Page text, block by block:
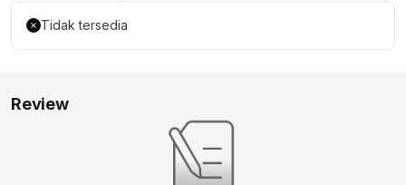
Tidak tersedia
Review